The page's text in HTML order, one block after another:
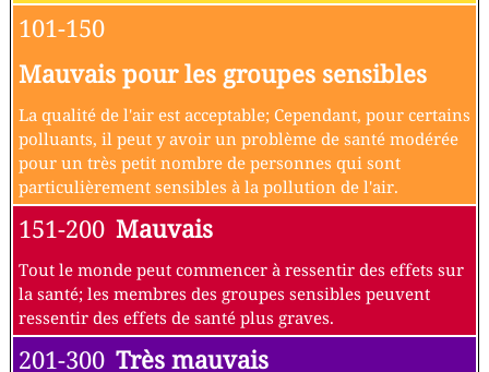
101-150
Mauvais pour les groupes sensibles
La qualité de l'air est acceptable; Cependant, pour certains
polluants, il peut y avoir un problème de santé modérée
pour un très petit nombre de personnes qui sont
particulièrement sensibles à la pollution de l'air.
151-200 Mauvais
Tout le monde peut commencer à ressentir des effets sur
la santé; les membres des groupes sensibles peuvent
ressentir des effets de santé plus graves.
201-300 Très mauvais